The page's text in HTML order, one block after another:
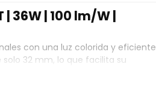
36W | 100 lm/W |
con una luz colorida y eficiente
32 mm, lo que facilita su
una impresionante luminosidad